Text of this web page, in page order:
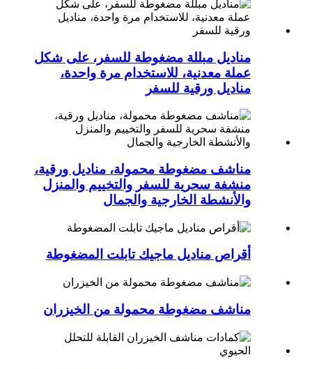
مناديل مبللة مضغوطة للسفر، على شكل
عملة معدنية، للاستخدام مرة واحدة،
مناديل ورقية للسفر
مناشف مضغوطة محمولة، مناديل ورقية،
منشفة سحرية للسفر والتخييم والمنزل
والأنشطة الخارجية والجمال
أقراص مناديل ماجيك تابلت المضغوطة
مناشف مضغوطة محمولة من الخيزران